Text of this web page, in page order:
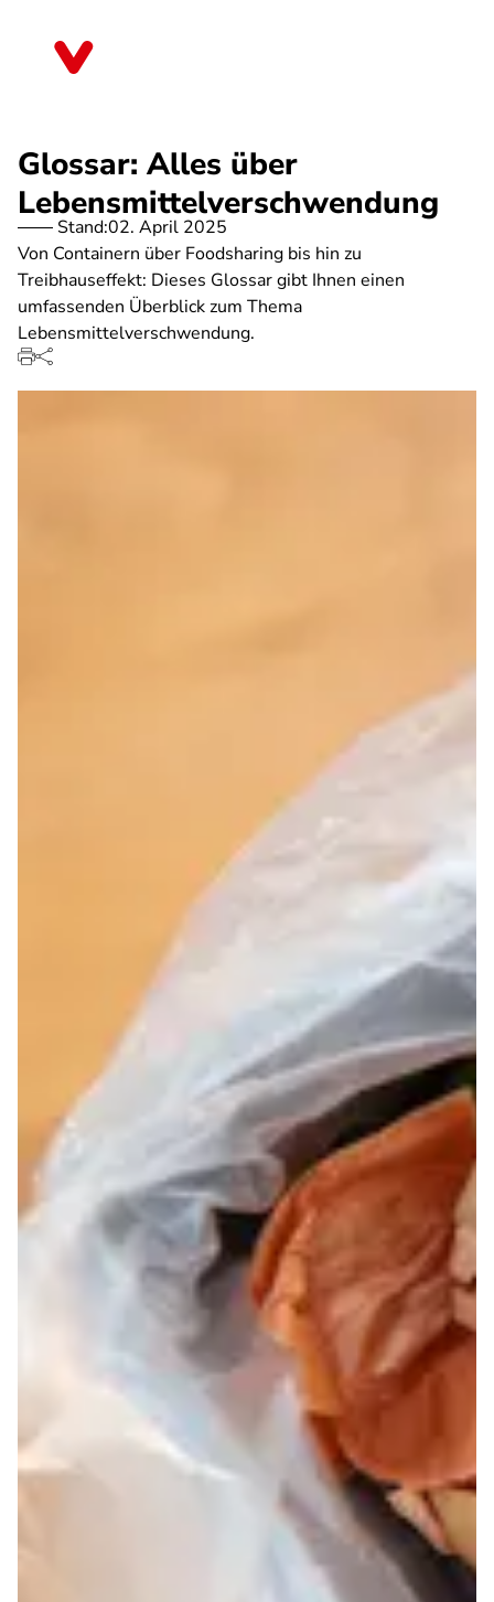
Glossar: Alles über
Lebensmittelverschwendung
Stand:02. April 2025
Von Containern über Foodsharing bis hin zu
Treibhauseffekt: Dieses Glossar gibt Ihnen einen
umfassenden Überblick zum Thema
Lebensmittelverschwendung.